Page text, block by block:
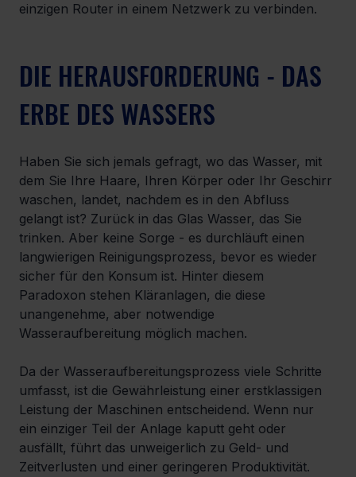
einzigen Router in einem Netzwerk zu verbinden.
DIE HERAUSFORDERUNG - DAS
ERBE DES WASSERS
Haben Sie sich jemals gefragt, wo das Wasser, mit
dem Sie Ihre Haare, Ihren Körper oder Ihr Geschirr
waschen, landet, nachdem es in den Abfluss
gelangt ist? Zurück in das Glas Wasser, das Sie
trinken. Aber keine Sorge - es durchläuft einen
langwierigen Reinigungsprozess, bevor es wieder
sicher für den Konsum ist. Hinter diesem
Paradoxon stehen Kläranlagen, die diese
unangenehme, aber notwendige
Wasseraufbereitung möglich machen.
Da der Wasseraufbereitungsprozess viele Schritte
umfasst, ist die Gewährleistung einer erstklassigen
Leistung der Maschinen entscheidend. Wenn nur
ein einziger Teil der Anlage kaputt geht oder
ausfällt, führt das unweigerlich zu Geld- und
Zeitverlusten und einer geringeren Produktivität.